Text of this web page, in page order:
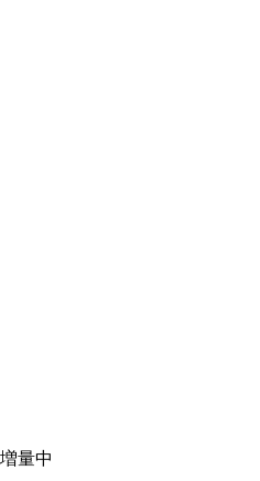
量中